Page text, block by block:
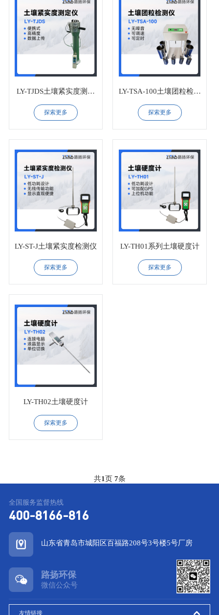
LY-TJDS土壤紧实度测定
仪
探索更多
LY-TSA-100土壤团粒检测
仪
探索更多
LY-ST-J土壤紧实度检测仪
探索更多
LY-TH01系列土壤硬度计
探索更多
LY-TH02土壤硬度计
探索更多
共1页 7条
全国服务监督热线
400-8166-816
山东省青岛市城阳区百福路208号3号楼5号厂房
路扬环保
微信公众号
友情链接